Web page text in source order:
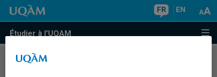
FR EN
Étudier à l'UQAM
COURS//